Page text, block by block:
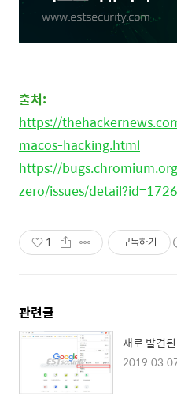
출처:
https://
macos-hacking.html
https://
zero/issues/
1 구독하기
관련글
새로 발견